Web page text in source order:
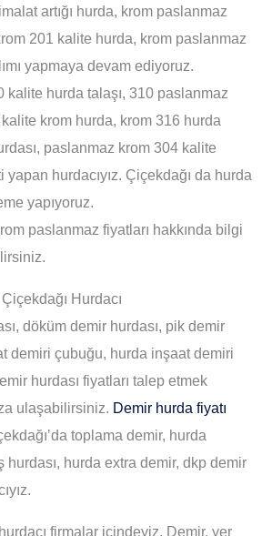
artığı hurda, krom paslanmaz
201 kalite hurda, krom paslanmaz
yapmaya devam ediyoruz.
kalite hurda talaşı, 310 paslanmaz
krom hurda, krom 316 hurda
paslanmaz krom 304 kalite
yapan hurdacıyız. Çiçekdağı da hurda
yapıyoruz.
paslanmaz fiyatları hakkında bilgi
Hurdacı
döküm demir hurdası, pik demir
demiri çubuğu, hurda inşaat demiri
hurdası fiyatları talep etmek
ulaşabilirsiniz. Demir hurda fiyatı
toplama demir, hurda
hurdası, hurda extra demir, dkp demir
firmalar içindeyiz. Demir, yer